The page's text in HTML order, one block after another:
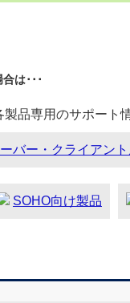
は･･･
品専用のサポート
バー・クライアン
SOHO向け製品